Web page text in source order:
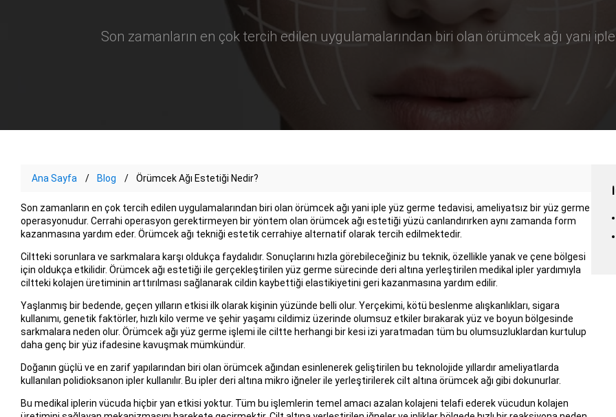
Son zamanların en çok tercih edilen uygulamalarından biri olan örümcek ağı yani
Ana Sayfa Blog Örümcek Ağı Estetiği Nedir?
Son zamanların en çok tercih edilen uygulamalarından biri olan örümcek ağı yani iple yüz germe tedavisi, ameliyatsız bir yüz germe
operasyonudur. Cerrahi operasyon gerektirmeyen bir yöntem olan örümcek ağı estetiği yüzü canlandırırken aynı zamanda form
kazanmasına yardım eder. Örümcek ağı tekniği estetik cerrahiye alternatif olarak tercih edilmektedir.
Ciltteki sorunlara ve sarkmalara karşı oldukça faydalıdır. Sonuçlarını hızla görebileceğiniz bu teknik, özellikle yanak ve çene bölgesi
için oldukça etkilidir. Örümcek ağı estetiği ile gerçekleştirilen yüz germe sürecinde deri altına yerleştirilen medikal ipler yardımıyla
ciltteki kolajen üretiminin arttırılması sağlanarak cildin kaybettiği elastikiyetini geri kazanmasına yardım edilir.
Yaşlanmış bir bedende, geçen yılların etkisi ilk olarak kişinin yüzünde belli olur. Yerçekimi, kötü beslenme alışkanlıkları, sigara
kullanımı, genetik faktörler, hızlı kilo verme ve şehir yaşamı cildimiz üzerinde olumsuz etkiler bırakarak yüz ve boyun bölgesinde
sarkmalara neden olur. Örümcek ağı yüz germe işlemi ile ciltte herhangi bir kesi izi yaratmadan tüm bu olumsuzluklardan kurtulup
daha genç bir yüz ifadesine kavuşmak mümkündür.
Doğanın güçlü ve en zarif yapılarından biri olan örümcek ağından esinlenerek geliştirilen bu teknolojide yıllardır ameliyatlarda
kullanılan polidioksanon ipler kullanılır. Bu ipler deri altına mikro iğneler ile yerleştirilerek cilt altına örümcek ağı gibi dokunurlar.
Bu medikal iplerin vücuda hiçbir yan etkisi yoktur. Tüm bu işlemlerin temel amacı azalan kolajeni telafi ederek vücudun kolajen